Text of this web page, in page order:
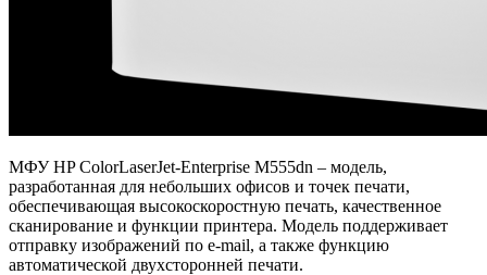
МФУ HP ColorLaserJet-Enterprise M555dn – модель,
разработанная для небольших офисов и точек печати,
обеспечивающая высокоскоростную печать, качественное
сканирование и функции принтера. Модель поддерживает
отправку изображений по e-mail, а также функцию
автоматической двухсторонней печати.